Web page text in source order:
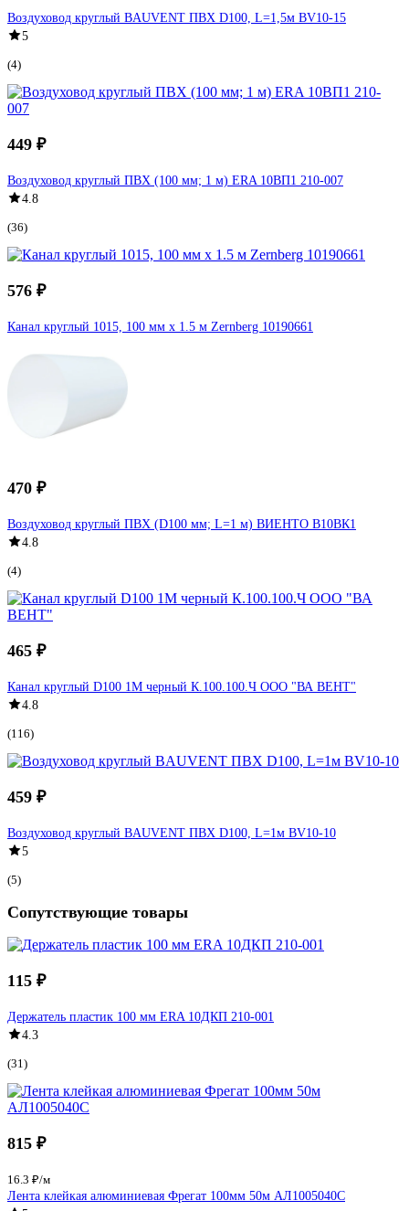
Воздуховод круглый BAUVENT ПВХ D100, L=1,5м BV10-15
5
(4)
449 ₽
Воздуховод круглый ПВХ (100 мм; 1 м) ERA 10ВП1 210-007
4.8
(36)
576 ₽
Канал круглый 1015, 100 мм х 1.5 м Zernberg 10190661
470 ₽
Воздуховод круглый ПВХ (D100 мм; L=1 м) ВИЕНТО В10ВК1
4.8
(4)
465 ₽
Канал круглый D100 1М черный К.100.100.Ч ООО "ВА ВЕНТ"
4.8
(116)
459 ₽
Воздуховод круглый BAUVENT ПВХ D100, L=1м BV10-10
5
(5)
Сопутствующие товары
115 ₽
Держатель пластик 100 мм ERA 10ДКП 210-001
4.3
(31)
815 ₽
16.3 ₽/м
Лента клейкая алюминиевая Фрегат 100мм 50м АЛ1005040С